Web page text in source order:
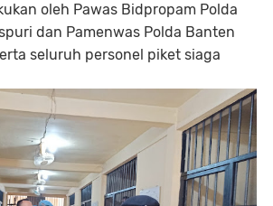
oleh Pawas Bidpropam Polda
dan Pamenwas Polda Banten
seluruh personel piket siaga